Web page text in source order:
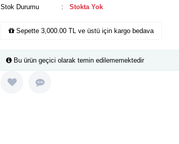
Stok Durumu
: Stokta Yok
Sepette 3,000.00 TL ve üstü için kargo bedava
Bu ürün geçici olarak temin edilememektedir